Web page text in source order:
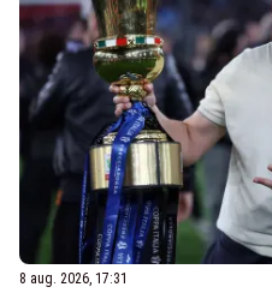
8 aug. 2026, 17:31